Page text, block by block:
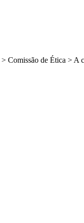
> Comissão de Ética > A